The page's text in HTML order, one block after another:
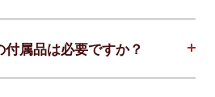
属品は必要ですか？